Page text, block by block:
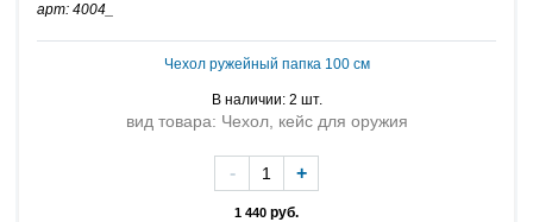
арт: 4004_
Чехол ружейный папка 100 см
В наличии: 2 шт.
вид товара: Чехол, кейс для оружия
1 440 руб.
- +